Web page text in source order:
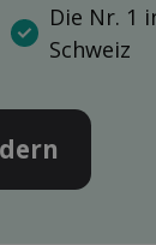
Die Nr. 1
Schweiz